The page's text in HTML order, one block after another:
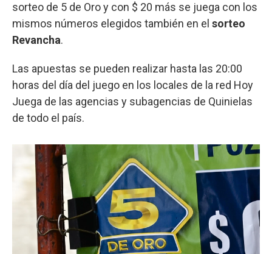
sorteo de 5 de Oro y con $ 20 más se juega con los
mismos números elegidos también en el sorteo
Revancha.
Las apuestas se pueden realizar hasta las 20:00
horas del día del juego en los locales de la red Hoy
Juega de las agencias y subagencias de Quinielas
de todo el país.